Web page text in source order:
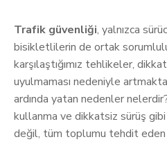
Trafik güvenliği, yalnızca
bisikletlilerin de ortak
karşılaştığımız tehlikeler,
uyulmaması nedeniyle
ardında yatan nedenler
kullanma ve dikkatsiz sürüş
değil, tüm toplumu tehdit